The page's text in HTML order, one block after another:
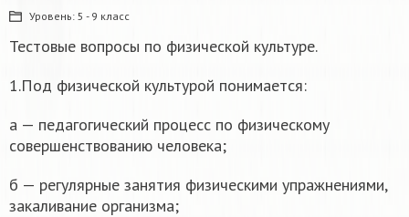
Уровень: 5 - 9 класс
Тестовые вопросы по физической культуре.
1.Под физической культурой понимается:
а — педагогический процесс по физическому
совершенствованию человека;
б — регулярные занятия физическими упражнениями,
закаливание организма;